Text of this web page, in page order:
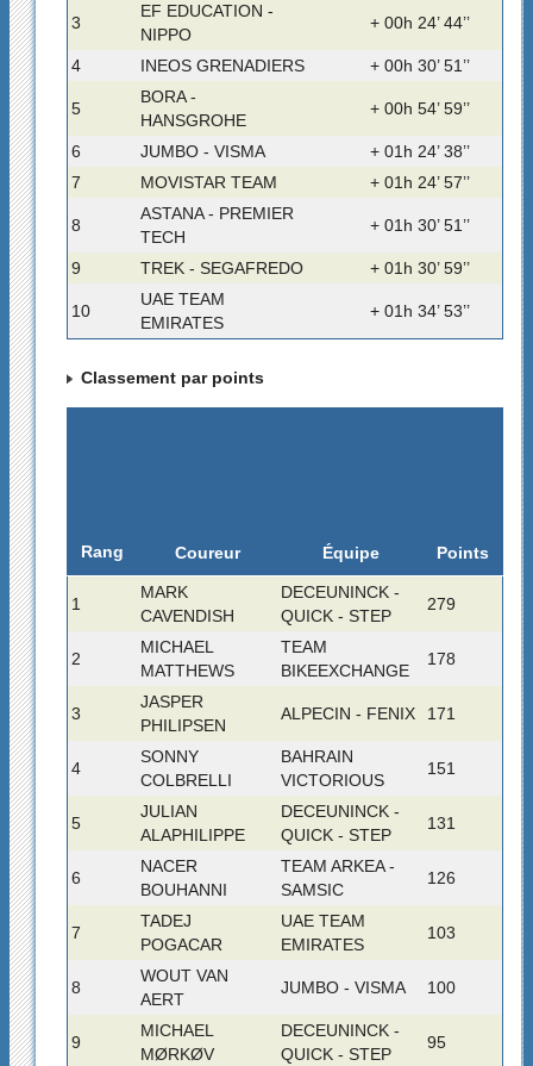
3
EF EDUCATION -
NIPPO
+ 00h 24’ 44’’
4 INEOS GRENADIERS + 00h 30’ 51’’
5
BORA -
HANSGROHE
+ 00h 54’ 59’’
6 JUMBO - VISMA
+ 01h 24’ 38’’
7
MOVISTAR TEAM + 01h 24’ 57’’
8
ASTANA - PREMIER
TECH
+ 01h 30’ 51’’
9 TREK - SEGAFREDO + 01h 30’ 59’’
10
UAE TEAM
EMIRATES
+ 01h 34’ 53’’
Classement par points
Rang Coureur Équipe Points
1
MARK
CAVENDISH
DECEUNINCK -
QUICK - STEP
279
2
MICHAEL
MATTHEWS
TEAM
BIKEEXCHANGE
178
3
JASPER
PHILIPSEN
ALPECIN - FENIX 171
4
SONNY
COLBRELLI
BAHRAIN
VICTORIOUS
151
5
JULIAN
ALAPHILIPPE
DECEUNINCK -
QUICK - STEP
131
6
NACER
BOUHANNI
TEAM ARKEA -
SAMSIC
126
7
TADEJ
POGACAR
UAE TEAM
EMIRATES
103
8
WOUT VAN
AERT
JUMBO - VISMA 100
9
MICHAEL
MØRKØV
DECEUNINCK -
QUICK - STEP
95